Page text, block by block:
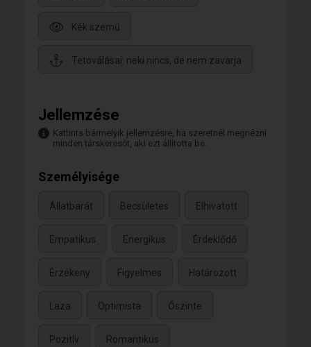
Kék szemű
Tetoválásai: neki nincs, de nem zavarja
Jellemzése
Kattints bármelyik jellemzésre, ha szeretnél megnézni
minden társkeresőt, aki ezt állította be.
Személyisége
Állatbarát Becsületes Elhivatott
Empatikus Energikus Érdeklődő
Érzékeny Figyelmes Határozott
Laza Optimista Őszinte
Pozitív Romantikus